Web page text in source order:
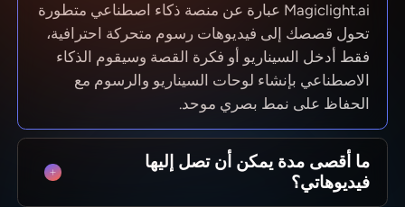
Magiclight.ai عبارة عن منصة ذكاء اصطناعي متطورة
تحول قصصك إلى فيديوهات رسوم متحركة احترافية،
فقط أدخل السيناريو أو فكرة القصة وسيقوم الذكاء
الاصطناعي بإنشاء لوحات السيناريو والرسوم مع
الحفاظ على نمط بصري موحد.
ما أقصى مدة يمكن أن تصل إليها
فيديوهاتي؟